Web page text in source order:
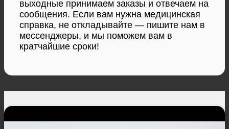
выходные принимаем заказы и отвечаем на
сообщения. Если вам нужна медицинская
справка, не откладывайте — пишите нам в
мессенджеры, и мы поможем вам в
кратчайшие сроки!